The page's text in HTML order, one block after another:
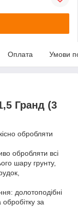
Оплата Умови
Гранд (3
обробляти
обробляти всі
шару грунту,
долотоподібні
за